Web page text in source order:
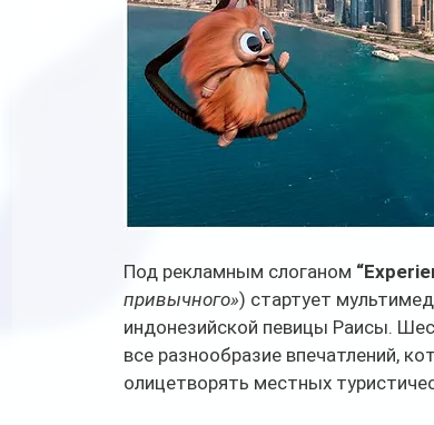
Под рекламным слоганом
привычного») стартует
индонезийской певицы Раисы.
все разнообразие впечатлений,
олицетворять местных